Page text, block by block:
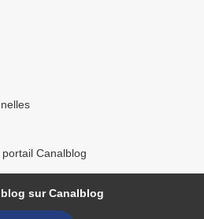
Canalblog
sur Canalblog